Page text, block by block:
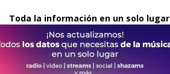
Toda la información en un solo lugar